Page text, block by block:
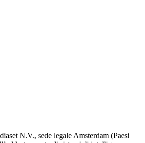
N.V., sede legale Amsterdam (Paesi